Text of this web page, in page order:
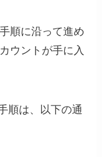
順に沿って進め
ウントが手に入
順は、以下の通